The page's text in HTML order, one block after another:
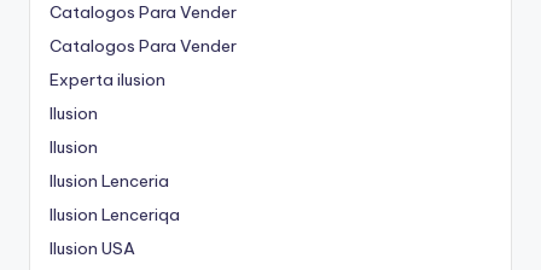
Catalogos Para Vender
Catalogos Para Vender
Experta ilusion
Ilusion
Ilusion
Ilusion Lenceria
Ilusion Lenceriqa
Ilusion USA